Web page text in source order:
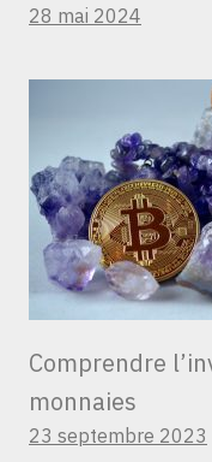
28 mai 2024
Comprendre
monnaies
23 septembre 2023